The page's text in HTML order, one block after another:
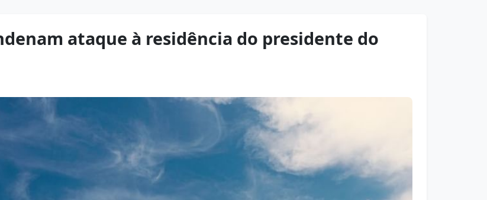
ataque à residência do presidente do